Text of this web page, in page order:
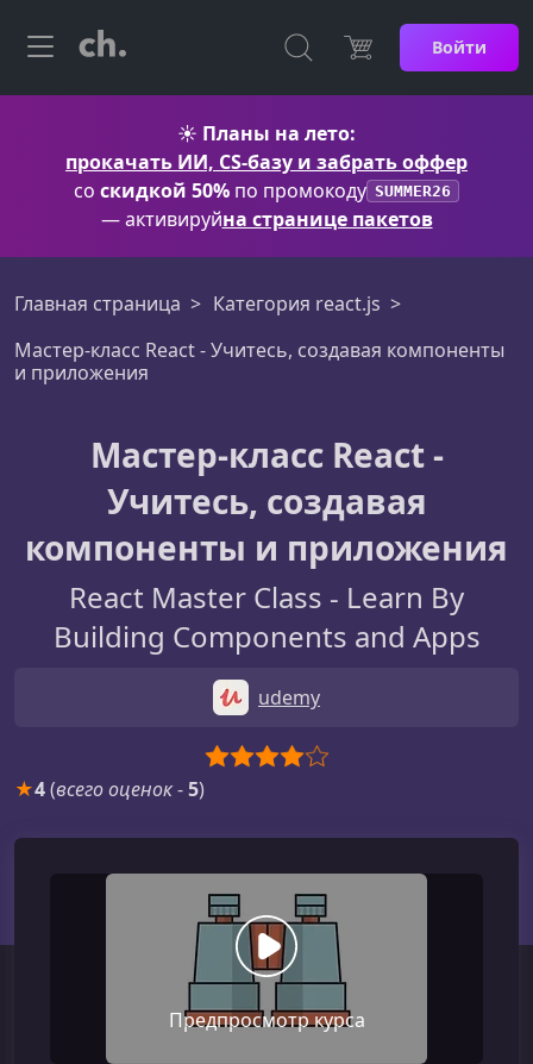
Войти
☀️ Планы на лето:
прокачать ИИ, CS-базу и забрать оффер
со скидкой 50% по промокоду SUMMER26
— активируйна странице пакетов
Главная страница
Категория react.js
Мастер-класс React - Учитесь, создавая компоненты
и приложения
Мастер-класс React -
Учитесь, создавая
компоненты и приложения
React Master Class - Learn By
Building Components and Apps
udemy
★4(всего оценок-5)
Предпросмотр курса